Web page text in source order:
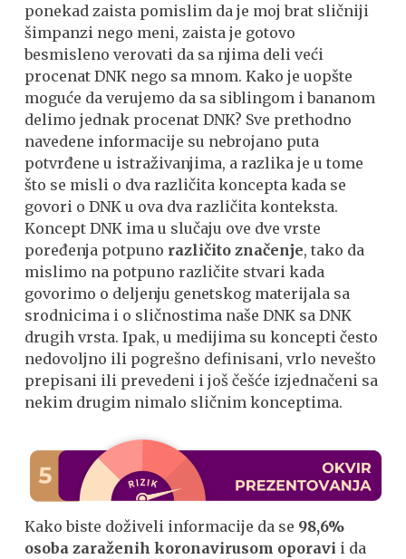
ponekad zaista pomislim da je moj brat sličniji
šimpanzi nego meni, zaista je gotovo
besmisleno verovati da sa njima deli veći
procenat DNK nego sa mnom. Kako je uopšte
moguće da verujemo da sa siblingom i bananom
delimo jednak procenat DNK? Sve prethodno
navedene informacije su nebrojano puta
potvrđene u istraživanjima, a razlika je u tome
što se misli o dva različita koncepta kada se
govori o DNK u ova dva različita konteksta.
Koncept DNK ima u slučaju ove dve vrste
poređenja potpuno različito značenje, tako da
mislimo na potpuno različite stvari kada
govorimo o deljenju genetskog materijala sa
srodnicima i o sličnostima naše DNK sa DNK
drugih vrsta. Ipak, u medijima su koncepti često
nedovoljno ili pogrešno definisani, vrlo nevešto
prepisani ili prevedeni i još češće izjednačeni sa
nekim drugim nimalo sličnim konceptima.
Kako biste doživeli informacije da se 98,6%
osoba zaraženih koronavirusom oporavi i da